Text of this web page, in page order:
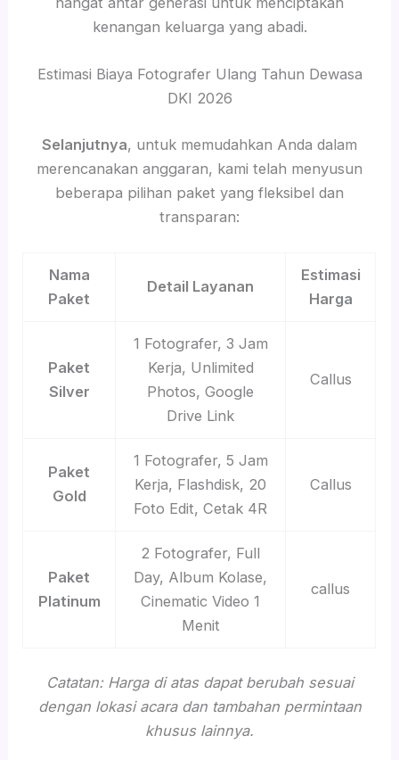
kenangan keluarga yang abadi.
Estimasi Biaya Fotografer Ulang Tahun Dewasa
DKI 2026
Selanjutnya, untuk memudahkan Anda dalam
merencanakan anggaran, kami telah menyusun
beberapa pilihan paket yang fleksibel dan
transparan:
Nama
Paket
Detail Layanan
Estimasi
Harga
Paket
Silver
1 Fotografer, 3 Jam
Kerja, Unlimited
Photos, Google
Drive Link
Callus
Paket
Gold
1 Fotografer, 5 Jam
Kerja, Flashdisk, 20
Foto Edit, Cetak 4R
Callus
Paket
Platinum
2 Fotografer, Full
Day, Album Kolase,
Cinematic Video 1
Menit
callus
Catatan: Harga di atas dapat berubah sesuai
dengan lokasi acara dan tambahan permintaan
khusus lainnya.